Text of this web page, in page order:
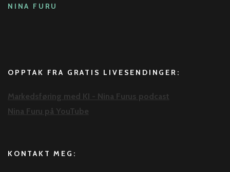
NINA FURU
OPPTAK FRA GRATIS LIVESENDINGER:
Markedsføring med KI - Nina Furus podcast
Nina Furu på YouTube
KONTAKT MEG: